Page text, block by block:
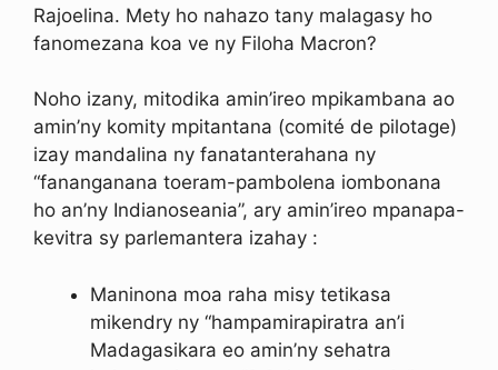
Rajoelina. Mety ho nahazo tany malagasy ho
fanomezana koa ve ny Filoha Macron?
Noho izany, mitodika amin’ireo mpikambana ao
amin’ny komity mpitantana (comité de pilotage)
izay mandalina ny fanatanterahana ny
“fananganana toeram-pambolena iombonana
ho an’ny Indianoseania”, ary amin’ireo mpanapa-
kevitra sy parlemantera izahay :
Maninona moa raha misy tetikasa
mikendry ny “hampamirapiratra an’i
Madagasikara eo amin’ny sehatra